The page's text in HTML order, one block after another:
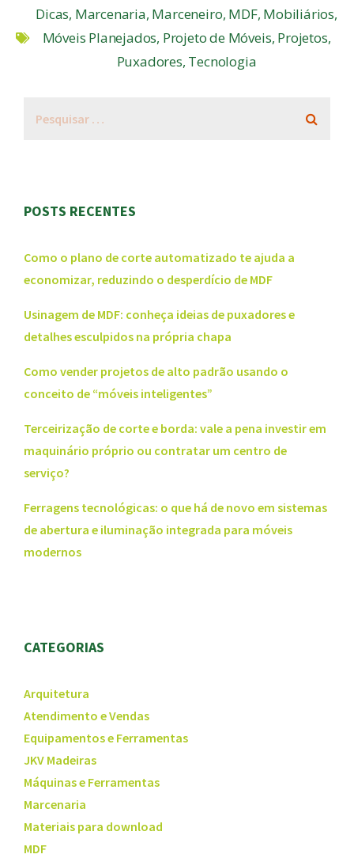
Dicas, Marcenaria, Marceneiro, MDF, Mobiliários,
Móveis Planejados, Projeto de Móveis, Projetos,
Puxadores, Tecnologia
POSTS RECENTES
Como o plano de corte automatizado te ajuda a
economizar, reduzindo o desperdício de MDF
Usinagem de MDF: conheça ideias de puxadores e
detalhes esculpidos na própria chapa
Como vender projetos de alto padrão usando o
conceito de “móveis inteligentes”
Terceirização de corte e borda: vale a pena investir em
maquinário próprio ou contratar um centro de
serviço?
Ferragens tecnológicas: o que há de novo em sistemas
de abertura e iluminação integrada para móveis
modernos
CATEGORIAS
Arquitetura
Atendimento e Vendas
Equipamentos e Ferramentas
JKV Madeiras
Máquinas e Ferramentas
Marcenaria
Materiais para download
MDF